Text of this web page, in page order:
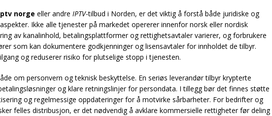
norge eller andre IPTV-tilbud i Norden, er det viktig å forstå både juridiske og
Ikke alle tjenester på markedet opererer innenfor norsk eller nordisk
av kanalinhold, betalingsplattformer og rettighetsavtaler varierer, og forbrukere
som kan dokumentere godkjenninger og lisensavtaler for innholdet de tilbyr.
og reduserer risiko for plutselige stopp i tjenesten.
om personvern og teknisk beskyttelse. En seriøs leverandør tilbyr krypterte
og klare retningslinjer for persondata. I tillegg bør det finnes støtte
og regelmessige oppdateringer for å motvirke sårbarheter. For bedrifter og
felles distribusjon, er det nødvendig å avklare kommersielle rettigheter før deling